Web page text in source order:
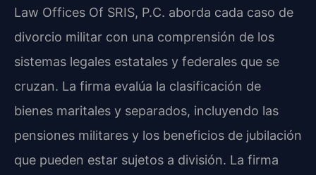
Law Offices Of SRIS, P.C. aborda cada caso de
divorcio militar con una comprensión de los
sistemas legales estatales y federales que se
cruzan. La firma evalúa la clasificación de
bienes maritales y separados, incluyendo las
pensiones militares y los beneficios de jubilación
que pueden estar sujetos a división. La firma